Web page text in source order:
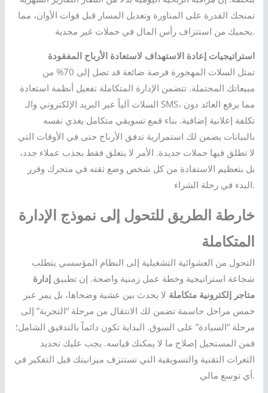
تمنحك القدرة على المناورة وتعديل المسار قبل فوات الأوان، مما
يحميك من استنزاف رأس المال في حملات غير مجدية.
استراتيجيات إعادة الاستهداف لاستعادة الأرباح المفقودة
تمثل السلات المهجورة فرصة ضائعة قد تصل إلى 70% من
مبيعاتك المحتملة. تتضمن الإدارة المتكاملة تفعيل أنظمة استعادة
السلات آلياً عبر البريد الإلكتروني والـ SMS، مما يرفع العائد دون
تكلفة إعلانية إضافية. بناء قمع تسويقي متكامل يغذي نفسه
بالبيانات يضمن لك استمرارية تدفق الأرباح حتى في الأوقات التي
لا تطلق فيها حملات جديدة. الأمر لا يتعلق فقط بجذب عملاء جدد،
بل بتعظيم الاستفادة من كل شخص وضع ثقته في متجرك وقرر
البدء في رحلة الشراء.
خارطة الطريق للتحول إلى نموذج الإدارة
المتكاملة
التحول من العشوائية التشغيلية إلى النظام المؤسسي يتطلب
شجاعة استراتيجية وخطة عمل زمنية واضحة. إن تطبيقإدارة
متاجر إلكترونية متكاملة لا يحدث بين عشية وضحاها، بل يمر عبر
خمس مراحل حاسمة تضمن لك الانتقال من مرحلة “التجربة” إلى
مرحلة “السيادة” على السوق. البداية تكون دائماً بالتدقيق الشامل؛
فمن المستحيل إصلاح ما لا يمكنك قياسه. يجب عليك تحديد
الثغرات التقنية والتسويقية التي تستنزف ميزانيتك قبل التفكير في
أي توسع مالي.